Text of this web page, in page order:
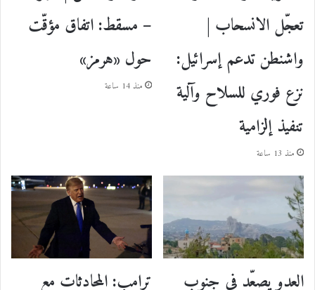
تعجّل الانسحاب |
واشنطن تدعم إسرائيل:
نزع فوري للسلاح وآلية
تنفيذ إلزامية
منذ 13 ساعة
– مسقط: اتفاق مؤقّت
حول «هرمز»
منذ 14 ساعة
العدو يصعّد في جنوب ترامب: المحادثات مع